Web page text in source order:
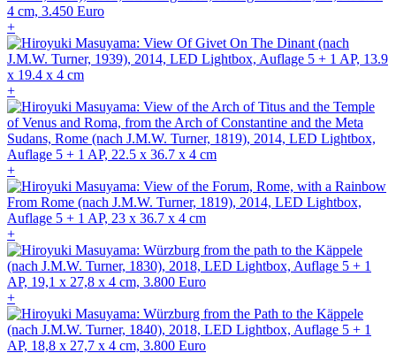
+
+
+
+
+